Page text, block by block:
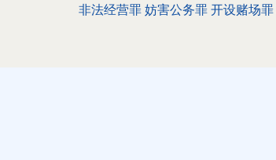
非法经营罪 妨害公务罪 开设赌场罪